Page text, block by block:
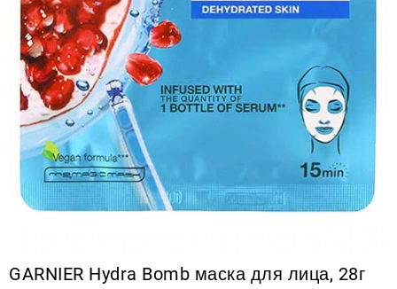
GARNIER Hydra Bomb маска для лица, 28г